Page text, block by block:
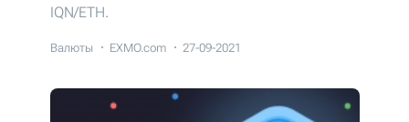
IQN/ETH.
Валюты EXMO.com 27-09-2021